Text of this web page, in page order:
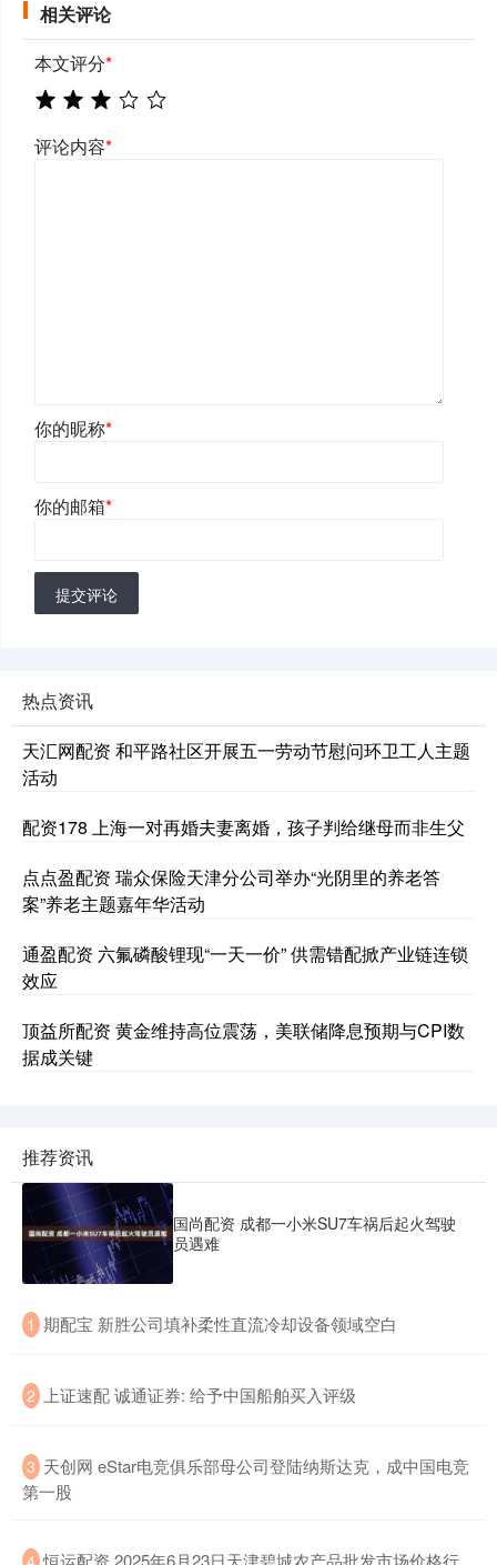
相关评论
本文评分*
评论内容*
你的昵称*
你的邮箱*
提交评论
热点资讯
天汇网配资 和平路社区开展五一劳动节慰问环卫工人主题
活动
配资178 上海一对再婚夫妻离婚，孩子判给继母而非生父
点点盈配资 瑞众保险天津分公司举办“光阴里的养老答
案”养老主题嘉年华活动
通盈配资 六氟磷酸锂现“一天一价” 供需错配掀产业链连锁
效应
顶益所配资 黄金维持高位震荡，美联储降息预期与CPI数
据成关键
推荐资讯
国尚配资 成都一小米SU7车祸后起火驾驶
员遇难
1 ​期配宝 新胜公司填补柔性直流冷却设备领域空白
2 ​上证速配 诚通证券: 给予中国船舶买入评级
3 ​天创网 eStar电竞俱乐部母公司登陆纳斯达克，成中国电竞
第一股
4 ​恒运配资 2025年6月23日天津碧城农产品批发市场价格行